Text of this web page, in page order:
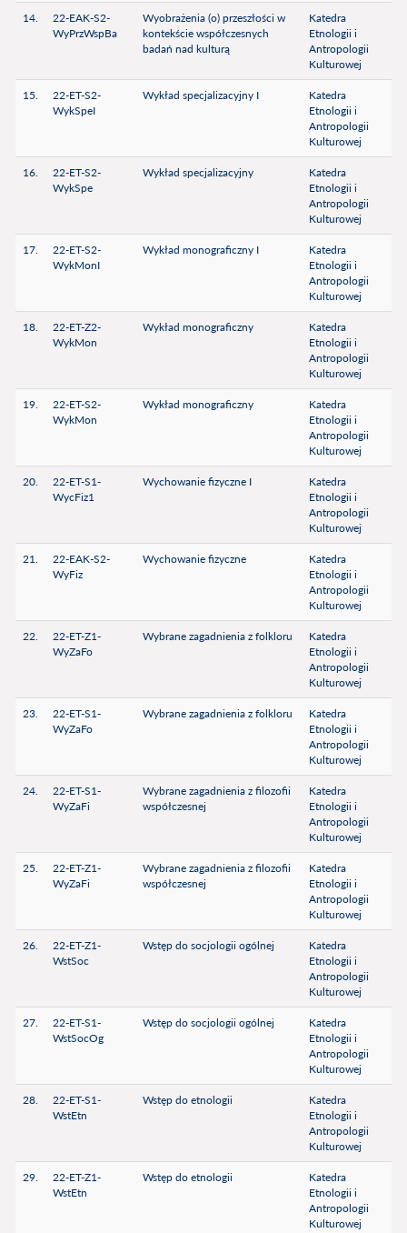
14.
22-EAK-S2-
WyPrzWspBa
Wyobrażenia (o) przeszłości w
kontekście współczesnych
badań nad kulturą
Katedra
Etnologii i
Antropologii
Kulturowej
15.
22-ET-S2-
WykSpeI
Wykład specjalizacyjny I
Katedra
Etnologii i
Antropologii
Kulturowej
16.
22-ET-S2-
WykSpe
Wykład specjalizacyjny
Katedra
Etnologii i
Antropologii
Kulturowej
17.
22-ET-S2-
WykMonI
Wykład monograficzny I
Katedra
Etnologii i
Antropologii
Kulturowej
18.
22-ET-Z2-
WykMon
Wykład monograficzny
Katedra
Etnologii i
Antropologii
Kulturowej
19.
22-ET-S2-
WykMon
Wykład monograficzny
Katedra
Etnologii i
Antropologii
Kulturowej
20.
22-ET-S1-
WycFiz1
Wychowanie fizyczne I
Katedra
Etnologii i
Antropologii
Kulturowej
21.
22-EAK-S2-
WyFiz
Wychowanie fizyczne
Katedra
Etnologii i
Antropologii
Kulturowej
22.
22-ET-Z1-
WyZaFo
Wybrane zagadnienia z folkloru
Katedra
Etnologii i
Antropologii
Kulturowej
23.
22-ET-S1-
WyZaFo
Wybrane zagadnienia z folkloru
Katedra
Etnologii i
Antropologii
Kulturowej
24.
22-ET-S1-
WyZaFi
Wybrane zagadnienia z filozofii
współczesnej
Katedra
Etnologii i
Antropologii
Kulturowej
25.
22-ET-Z1-
WyZaFi
Wybrane zagadnienia z filozofii
współczesnej
Katedra
Etnologii i
Antropologii
Kulturowej
26.
22-ET-Z1-
WstSoc
Wstęp do socjologii ogólnej
Katedra
Etnologii i
Antropologii
Kulturowej
27.
22-ET-S1-
WstSocOg
Wstęp do socjologii ogólnej
Katedra
Etnologii i
Antropologii
Kulturowej
28.
22-ET-S1-
WstEtn
Wstęp do etnologii
Katedra
Etnologii i
Antropologii
Kulturowej
29.
22-ET-Z1-
WstEtn
Wstęp do etnologii
Katedra
Etnologii i
Antropologii
Kulturowej